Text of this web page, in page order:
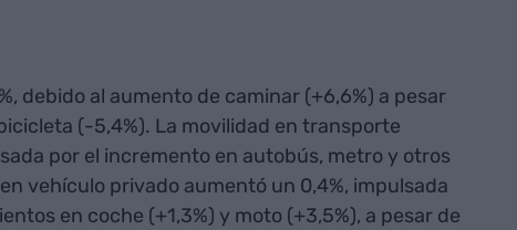
debido al aumento de caminar (+6,6%) a pesar
(-5,4%). La movilidad en transporte
por el incremento en autobús, metro y otros
vehículo privado aumentó un 0,4%, impulsada
en coche (+1,3%) y moto (+3,5%), a pesar de